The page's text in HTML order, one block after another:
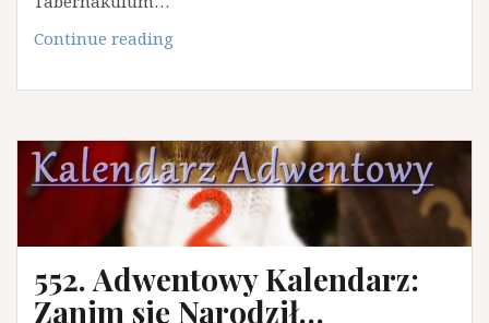
Continue reading
tabernakulum
552. Adwentowy Kalendarz:
Zanim się Narodził…